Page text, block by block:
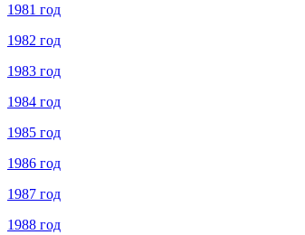
1981 год
1982 год
1983 год
1984 год
1985 год
1986 год
1987 год
1988 год